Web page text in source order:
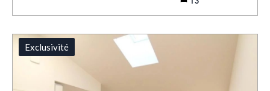
Exclusivité